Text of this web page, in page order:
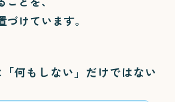
づけています。
何もしない」だけではない